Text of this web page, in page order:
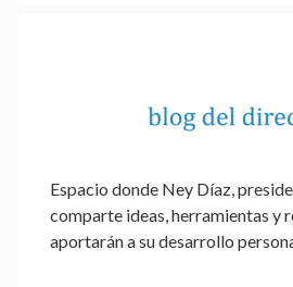
Espacio donde Ney Díaz,
comparte ideas, herramientas y
aportarán a su desarrollo